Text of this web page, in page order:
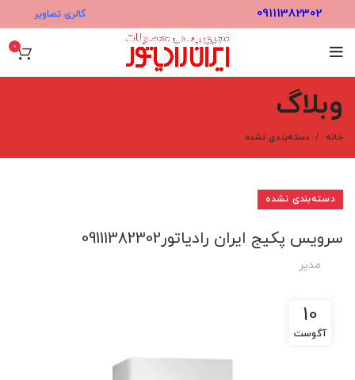
09111382302 گالری تصاویر
0
وبلاگ
خانه دسته‌بندی نشده
دسته‌بندی نشده
سرویس پکیج ایران رادیاتور09111382302
مدیر
10
آگوست